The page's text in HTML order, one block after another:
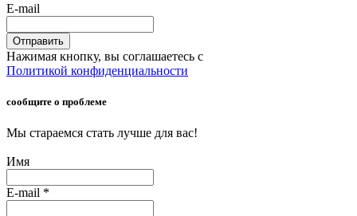
E-mail
Отправить
Нажимая кнопку, вы соглашаетесь с
Политикой конфиденциальности
сообщите о проблеме
Мы стараемся стать лучше для вас!
Имя
E-mail *